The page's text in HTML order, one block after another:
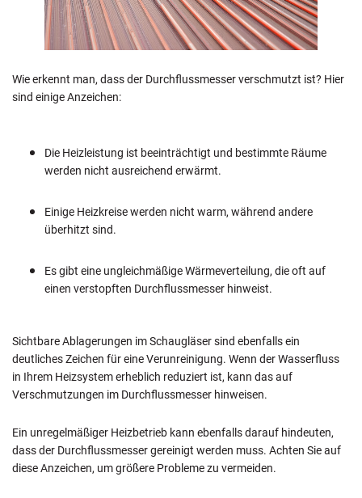
Wie erkennt man, dass der Durchflussmesser verschmutzt ist? Hier
sind einige Anzeichen:
Die Heizleistung ist beeinträchtigt und bestimmte Räume
werden nicht ausreichend erwärmt.
Einige Heizkreise werden nicht warm, während andere
überhitzt sind.
Es gibt eine ungleichmäßige Wärmeverteilung, die oft auf
einen verstopften Durchflussmesser hinweist.
Sichtbare Ablagerungen im Schaugläser sind ebenfalls ein
deutliches Zeichen für eine Verunreinigung. Wenn der Wasserfluss
in Ihrem Heizsystem erheblich reduziert ist, kann das auf
Verschmutzungen im Durchflussmesser hinweisen.
Ein unregelmäßiger Heizbetrieb kann ebenfalls darauf hindeuten,
dass der Durchflussmesser gereinigt werden muss. Achten Sie auf
diese Anzeichen, um größere Probleme zu vermeiden.